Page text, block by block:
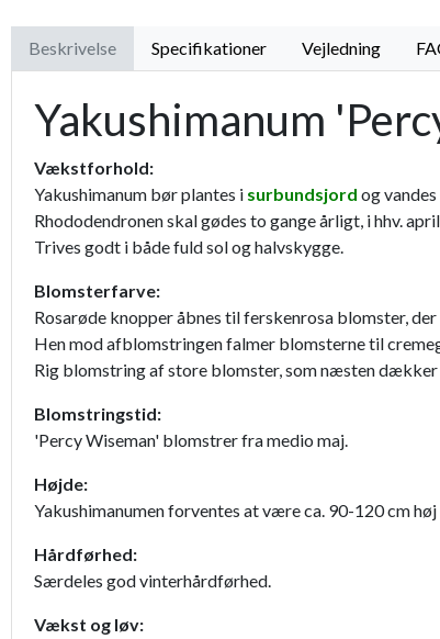
Beskrivelse Specifikationer Vejledning
Yakushimanum
Vækstforhold:
Yakushimanum bør plantes i surbundsjord og
Rhododendronen skal gødes to gange årligt, i hhv.
Trives godt i både fuld sol og halvskygge.
Blomsterfarve:
Rosarøde knopper åbnes til ferskenrosa blomster,
Hen mod afblomstringen falmer blomsterne til
Rig blomstring af store blomster, som næsten
Blomstringstid:
'Percy Wiseman' blomstrer fra medio maj.
Højde:
Yakushimanumen forventes at være ca. 90-120 cm
Hårdførhed:
Særdeles god vinterhårdførhed.
Vækst og løv: